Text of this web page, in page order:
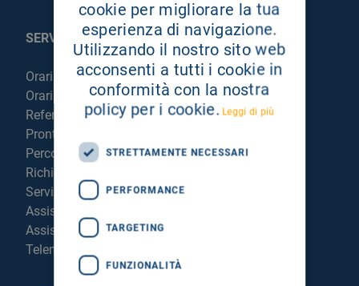
SERVIZI AL PAZIENTE
Orari sportelli
Orari visite
Referti online
Pronto Soccorso
Percorso chirurgico live
Richiedi la cartella clinica
Servizi per degenti e visitatori
Assistenza Religiosa
Assistenza Stranieri
Telemedicina
cookie per migliorare la tua
esperienza di navigazione.
Utilizzando il nostro sito web
acconsenti a tutti i cookie in
conformità con la nostra
policy per i cookie. Leggi di più
STRETTAMENTE NECESSARI
PERFORMANCE
TARGETING
FUNZIONALITÀ